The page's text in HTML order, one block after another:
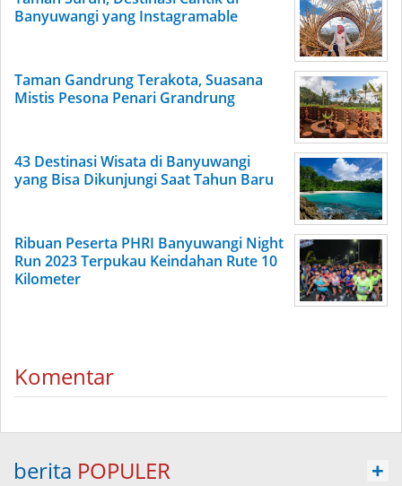
Banyuwangi yang Instagramable
Taman Gandrung Terakota, Suasana
Mistis Pesona Penari Grandrung
43 Destinasi Wisata di Banyuwangi
yang Bisa Dikunjungi Saat Tahun Baru
Ribuan Peserta PHRI Banyuwangi Night
Run 2023 Terpukau Keindahan Rute 10
Kilometer
Komentar
berita POPULER +